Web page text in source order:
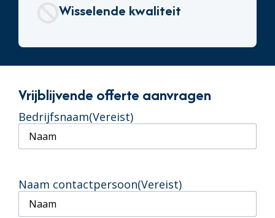
Wisselende kwaliteit
Vrijblijvende offerte aanvragen
Bedrijfsnaam(Vereist)
Naam contactpersoon(Vereist)